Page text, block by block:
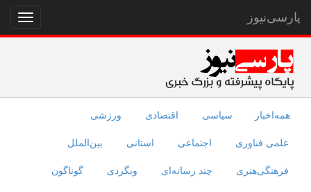
نمایش
منو
پارسی‌نیوز
همه‌اخبار سیاسی اقتصادی ورزشی
علمی فناوری اجتماعی استانی بین‌الملل
فرهنگی‌هنری چند رسانه‌ای وبگردی گوناگون